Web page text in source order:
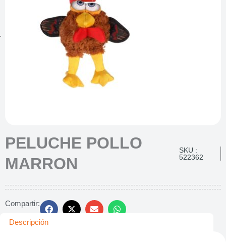
PELUCHE POLLO
MARRON
SKU :
522362
Compartir:
Descripción